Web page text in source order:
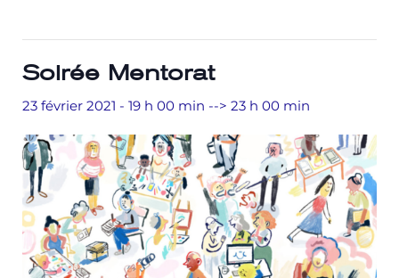
Soirée Mentorat
23 février 2021 - 19 h 00 min --> 23 h 00 min